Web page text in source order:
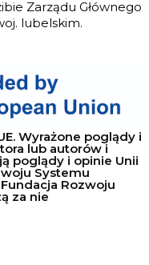
Zarządu Głównego
lubelskim.
Wyrażone poglądy i
lub autorów i
poglądy i opinie Unii
Systemu
Rozwoju
za nie